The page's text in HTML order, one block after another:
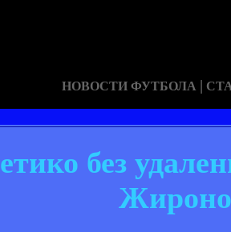
НОВОСТИ ФУТБОЛА |
без